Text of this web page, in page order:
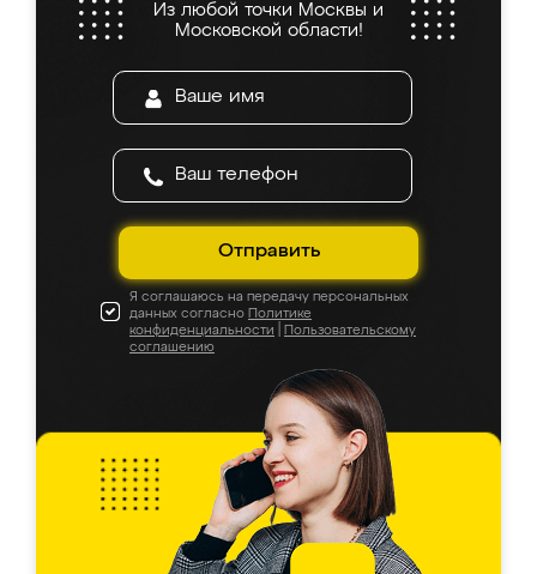
Из любой точки Москвы и
Московской области!
Отправить
Я соглашаюсь на передачу персональных
данных согласно Политике
конфиденциальности
Пользовательскому
соглашению